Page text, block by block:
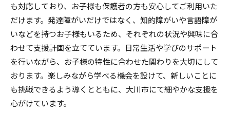
も対応しており、お子様も保護者の方も安心してご利用いた
だけます。発達障がいだけではなく、知的障がいや言語障が
いなどを持つお子様もいるため、それぞれの状況や興味に合
わせて支援計画を立てています。日常生活や学びのサポート
を行いながら、お子様の特性に合わせた関わりを大切にして
おります。楽しみながら学べる機会を設けて、新しいことに
も挑戦できるよう導くとともに、大川市にて細やかな支援を
心がけています。